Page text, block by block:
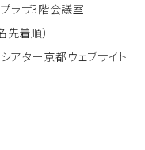
ラザ3階会議室
先着順）
アター京都ウェブサイト